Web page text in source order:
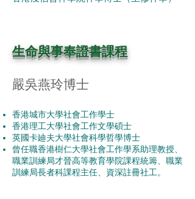
生命與事奉證書課程
嚴吳燕玲博士
香港城市大學社會工作學士
香港理工大學社會工作文學碩士
英國卡廸夫大學社會科學哲學博士
曾任職香港樹仁大學社會工作學系助理教授、
職業訓練局才晉高等教育學院課程統籌、職業
訓練局長者科課程主任、資深註冊社工。